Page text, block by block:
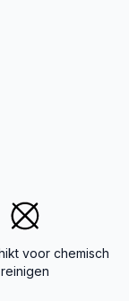
voor chemisch
reinigen